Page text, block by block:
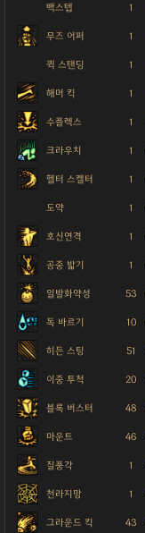
백스텝 1
무즈 어퍼 1
퀵 스탠딩 1
해머 킥 1
수플렉스 1
크라우치 1
헬터 스켈터 1
도약 1
호신연격 1
공중 밟기 1
일발화약성 53
독 바르기 10
히든 스팅 51
이중 투척 20
블록 버스터 48
마운트 46
질풍각 1
천라지망 1
그라운드 킥 43